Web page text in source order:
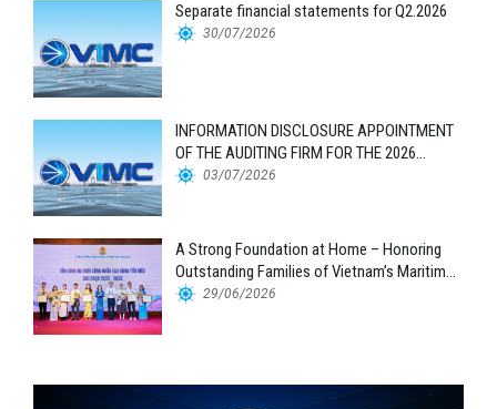
Separate financial statements for Q2.2026
30/07/2026
INFORMATION DISCLOSURE APPOINTMENT
OF THE AUDITING FIRM FOR THE 2026
FINANCIAL STATEMENTS
03/07/2026
A Strong Foundation at Home – Honoring
Outstanding Families of Vietnam’s Maritime
Workforce
29/06/2026